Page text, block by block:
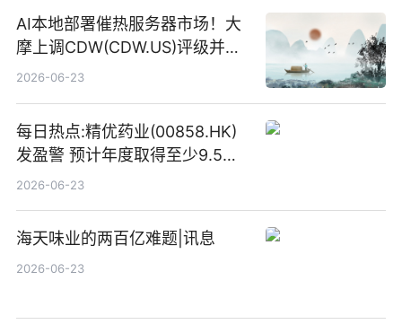
AI本地部署催热服务器市场！大
摩上调CDW(CDW.US)评级并看
高IBM(IBM.US)戴尔(DELL.US)
2026-06-23
每日热点:精优药业(00858.HK)
发盈警 预计年度取得至少9.5亿
港元的亏损 同比盈转亏
2026-06-23
海天味业的两百亿难题|讯息
2026-06-23